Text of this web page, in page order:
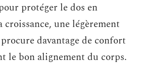
protéger le dos en
une légèrement
davantage de confort
le bon alignement du corps.